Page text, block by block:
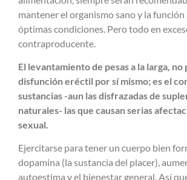
mantener el organismo sano y la función
óptimas condiciones. Pero todo en
contraproducente.
El levantamiento de pesas a la larga, no
disfunción eréctil por sí mismo; es el
sustancias -aun las disfrazadas de
naturales- las que causan serias
sexual.
Ejercitarse para tener un cuerpo bien
dopamina (la sustancia del placer),
autoestima y el bienestar general. Así